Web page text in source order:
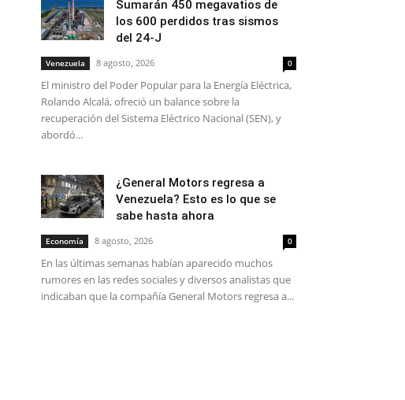
Sumarán 450 megavatios de
los 600 perdidos tras sismos
del 24-J
Venezuela 8 agosto, 2026 0
El ministro del Poder Popular para la Energía Eléctrica,
Rolando Alcalá, ofreció un balance sobre la
recuperación del Sistema Eléctrico Nacional (SEN), y
abordó...
¿General Motors regresa a
Venezuela? Esto es lo que se
sabe hasta ahora
Economía 8 agosto, 2026 0
En las últimas semanas habían aparecido muchos
rumores en las redes sociales y diversos analistas que
indicaban que la compañía General Motors regresa a...